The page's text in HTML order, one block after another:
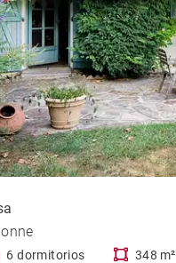
6 dormitorios 348 m²